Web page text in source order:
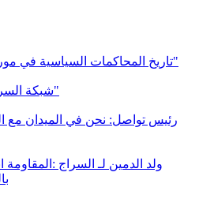
تاريخ المحاكمات السياسية في موريتانيا في بودكاست "تجربة"
شبكة السراج تطلق بودكاست "تجربة"
رئيس تواصل: نحن في الميدان مع
ولد الدمين لـ السراج :المقاومة